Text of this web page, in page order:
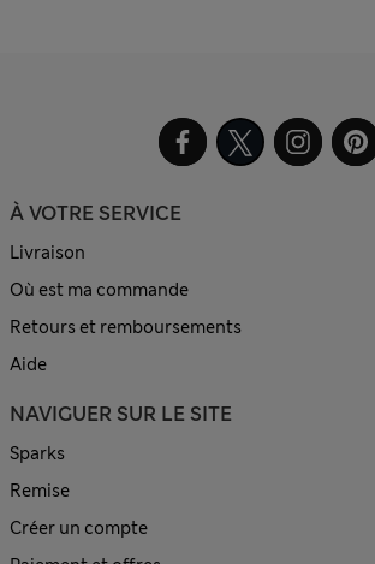
À VOTRE SERVICE
Livraison
Où est ma commande
Retours et remboursements
Aide
NAVIGUER SUR LE SITE
Sparks
Remise
Créer un compte